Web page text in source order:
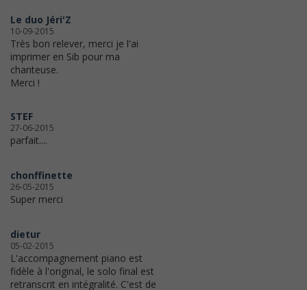
Le duo Jéri'Z
10-09-2015
Très bon relever, merci je l'ai
imprimer en Sib pour ma
chanteuse.
Merci !
STEF
27-06-2015
parfait....
chonffinette
26-05-2015
Super merci
dietur
05-02-2015
L'accompagnement piano est
fidèle à l'original, le solo final est
retranscrit en intégralité. C'est de